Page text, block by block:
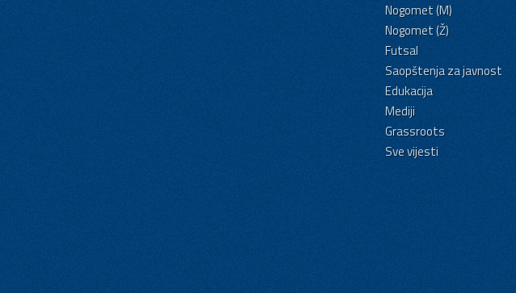
Nogomet (M)
Nogomet (Ž)
Futsal
Saopštenja za javnost
Edukacija
Mediji
Grassroots
Sve vijesti